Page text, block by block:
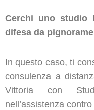
Cerchi uno studio
difesa da
In questo caso, ti
consulenza a
Vittoria con
nell’assistenza